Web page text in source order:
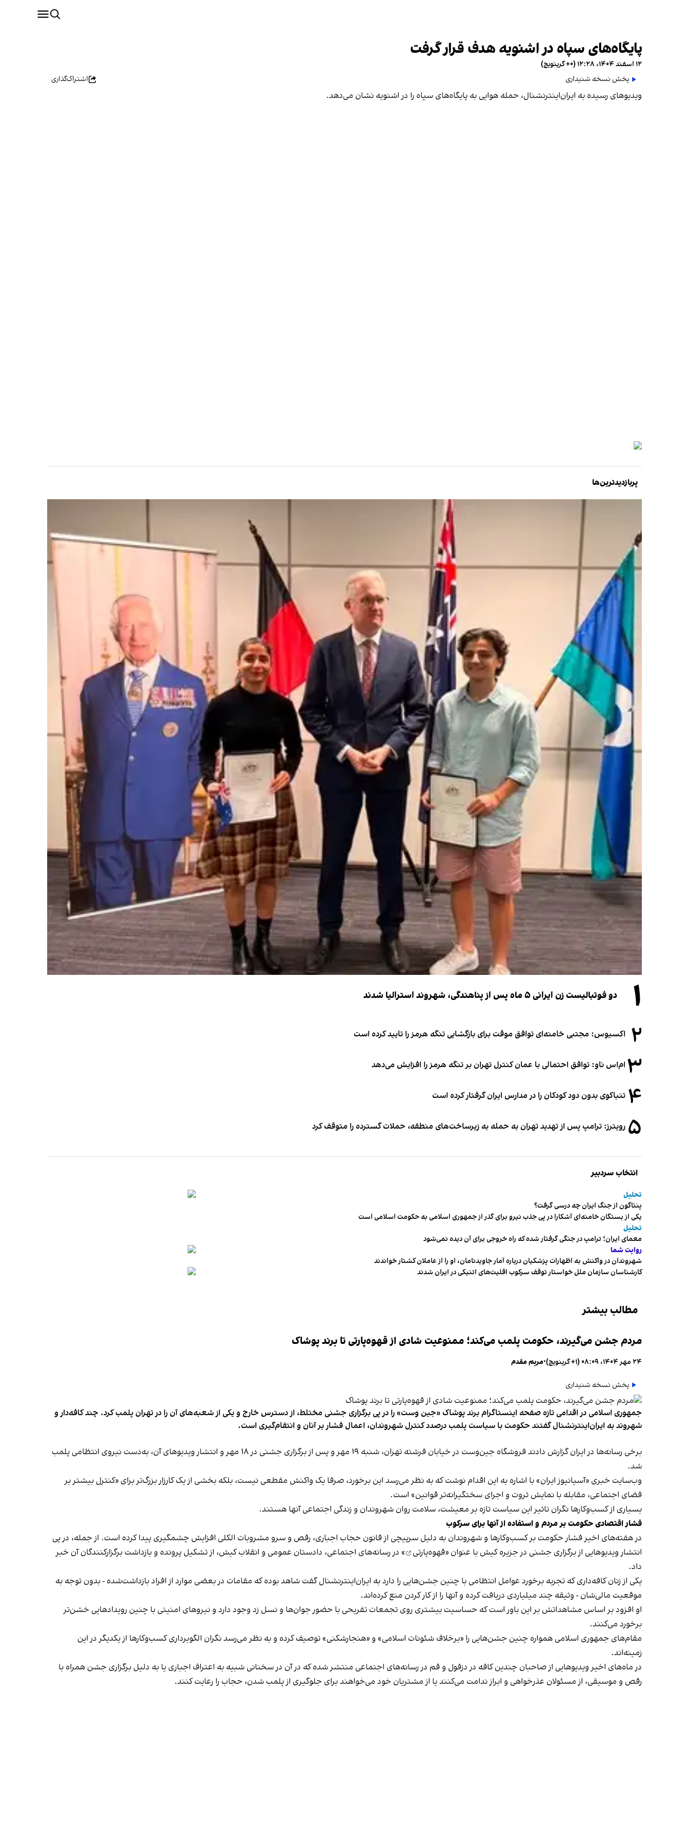
پایگاه‌های سپاه در اشنویه هدف قرار گرفت
۱۲ اسفند ۱۴۰۴، ۱۲:۲۸ (‎+۰ گرینویچ)
پخش نسخه شنیداری
اشتراک‌گذاری
ویدیوهای رسیده به ایران‌اینترنشنال، حمله هوایی به پایگاه‌های سپاه را در اشنویه نشان می‌دهد.
پربازدیدترین‌ها
۱ دو فوتبالیست زن ایرانی ۵ ماه پس از پناهندگی، شهروند استرالیا شدند
۲ اکسیوس: مجتبی خامنه‌ای توافق موقت برای بازگشایی تنگه هرمز را تایید کرده است
۳ ام‌اس ناو: توافق احتمالی با عمان کنترل تهران بر تنگه هرمز را افزایش می‌دهد
۴ تنباکوی بدون دود کودکان را در مدارس ایران گرفتار کرده است
۵ رویترز: ترامپ پس از تهدید تهران به حمله به زیرساخت‌های منطقه، حملات گسترده را متوقف کرد
انتخاب سردبیر
تحلیل
پنتاگون از جنگ ایران چه درسی گرفت؟
یکی از بستگان خامنه‌ای آشکارا در پی جذب نیرو برای گذر از جمهوری اسلامی به حکومت اسلامی است
تحلیل
معمای ایران؛ ترامپ در جنگی گرفتار شده که راه خروجی برای آن دیده نمی‌شود
روایت شما
شهروندان در واکنش به اظهارات پزشکیان درباره آمار جاویدنامان، او را از عاملان کشتار خواندند
کارشناسان سازمان ملل خواستار توقف سرکوب اقلیت‌های اتنیکی در ایران شدند
مطالب بیشتر
مردم جشن می‌گیرند، حکومت پلمب می‌کند؛ ممنوعیت شادی از قهوه‌پارتی تا برند پوشاک
۲۴ مهر ۱۴۰۴، ۰۸:۰۹ (‎+۱ گرینویچ) •مریم مقدم
پخش نسخه شنیداری
جمهوری اسلامی در اقدامی تازه صفحه اینستاگرام برند پوشاک «جین وست» را در پی برگزاری جشنی مختلط، از دسترس خارج و یکی از شعبه‌های آن را در تهران پلمب کرد. چند کافه‌‌دار و
شهروند به ایران‌اینترنشنال گفتند حکومت با سیاست پلمب درصدد کنترل شهروندان، اعمال فشار بر آنان و انتقام‌گیری است.
برخی رسانه‌ها در ایران گزارش دادند فروشگاه جین‌وست در خیابان فرشته تهران، شنبه ۱۹ مهر و پس از برگزاری جشنی در ۱۸ مهر و انتشار ویدیوهای آن، به‌دست نیروی انتظامی پلمب
شد.
وب‌سایت خبری «آسیانیوز ایران» با اشاره به این اقدام نوشت که به نظر می‌رسد این برخورد، صرفا یک واکنش مقطعی نیست، بلکه بخشی از یک کارزار بزرگ‌تر برای «کنترل بیشتر بر
فضای اجتماعی، مقابله با نمایش ثروت و اجرای سختگیرانه‌تر قوانین» است.
بسیاری از کسب‌وکارها نگران تاثیر این سیاست‌ تازه بر معیشت، سلامت روان شهروندان و زندگی اجتماعی آنها هستند.
فشار اقتصادی حکومت بر مردم و استفاده از آنها برای سرکوب
در هفته‌های اخیر فشار حکومت بر کسب‌وکارها و شهروندان به دلیل سرپیچی از قانون حجاب اجباری، رقص و سرو مشروبات الکلی افزایش چشمگیری پیدا کرده است. از جمله، در پی
انتشار ویدیوهایی از برگزاری جشنی در جزیره کیش با عنوان «قهوه‌پارتی
» در رسانه‌های اجتماعی، دادستان عمومی و انقلاب کیش، از تشکیل پرونده و بازداشت برگزارکنندگان آن خبر
داد.
یکی از زنان کافه‌داری که تجربه برخورد عوامل انتظامی با چنین جشن‌هایی را دارد به ایران‌اینترنشنال گفت شاهد بوده که مقامات در بعضی موارد از افراد بازداشت‌‌شده - بدون توجه به
موقعیت مالی‌شان - وثیقه چند میلیاردی دریافت کرده و آنها را از کار کردن منع کرده‌اند.
او افزود بر اساس مشاهداتش بر این باور است که حساسیت بیشتری روی تجمعات تفریحی با حضور جوان‌ها و نسل زد وجود دارد و نیروهای امنیتی با چنین رویدادهایی خشن‌تر
برخورد می‌کنند.
مقام‌های جمهوری اسلامی همواره چنین جشن‌هایی را «برخلاف شئونات اسلامی» و «هنجارشکنی» توصیف کرده و به نظر می‌رسد نگران الگوبرداری کسب‌وکارها از یکدیگر در این
زمینه‌اند.
در ماه‌های اخیر ویدیوهایی از صاحبان چندین کافه در دزفول و قم در رسانه‌های اجتماعی منتشر شده که در آن در سخنانی شبیه به اعتراف اجباری یا به دلیل برگزاری جشن همراه با
رقص و موسیقی، از مسئولان عذرخواهی و ابراز ندامت می‌کنند یا از مشتریان خود می‌خواهند برای جلوگیری از پلمب شدن، حجاب را رعایت کنند.